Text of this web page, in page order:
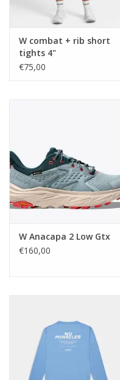
W combat + rib short
tights 4"
€75,00
W Anacapa 2 Low Gtx
€160,00